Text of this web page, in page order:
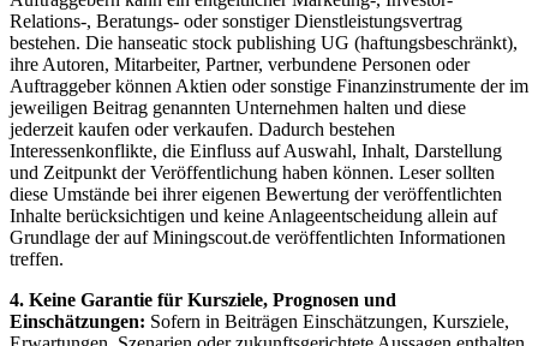
Relations-, Beratungs- oder sonstiger Dienstleistungsvertrag
bestehen. Die hanseatic stock publishing UG (haftungsbeschränkt),
ihre Autoren, Mitarbeiter, Partner, verbundene Personen oder
Auftraggeber können Aktien oder sonstige Finanzinstrumente der im
jeweiligen Beitrag genannten Unternehmen halten und diese
jederzeit kaufen oder verkaufen. Dadurch bestehen
Interessenkonflikte, die Einfluss auf Auswahl, Inhalt, Darstellung
und Zeitpunkt der Veröffentlichung haben können. Leser sollten
diese Umstände bei ihrer eigenen Bewertung der veröffentlichten
Inhalte berücksichtigen und keine Anlageentscheidung allein auf
Grundlage der auf Miningscout.de veröffentlichten Informationen
treffen.
4. Keine Garantie für Kursziele, Prognosen und
Einschätzungen: Sofern in Beiträgen Einschätzungen, Kursziele,